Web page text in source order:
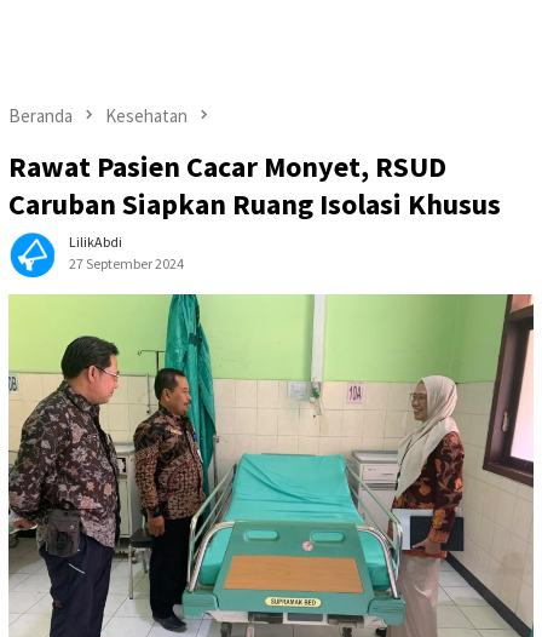
Beranda Kesehatan
Rawat Pasien Cacar Monyet, RSUD
Caruban Siapkan Ruang Isolasi Khusus
LilikAbdi
27 September 2024